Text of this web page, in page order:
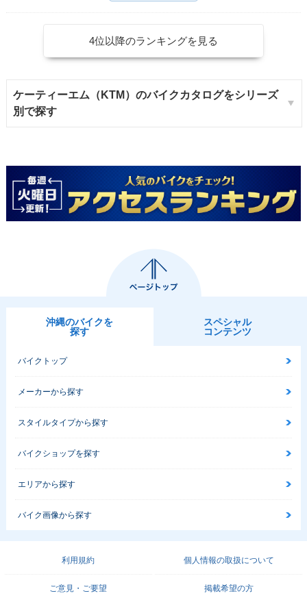
4位以降のランキングを見る
ケーティーエム（KTM）のバイクカタログをシリーズ
別で探す
沖縄のバイクを
探す
スペシャル
コンテンツ
バイクトップ
メーカーから探す
スタイルタイプから探す
バイクショップを探す
エリアから探す
バイク画像から探す
利用規約 個人情報の取扱について
ご意見・ご要望 掲載希望の方